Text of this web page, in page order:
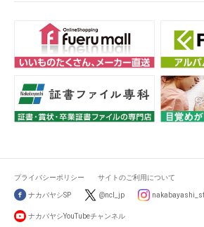
プライバシーポリシー サイトのご利用について
ナカバヤシSP @ncl_jp nakabayashi_st
ナカバヤシYouTubeチャンネル